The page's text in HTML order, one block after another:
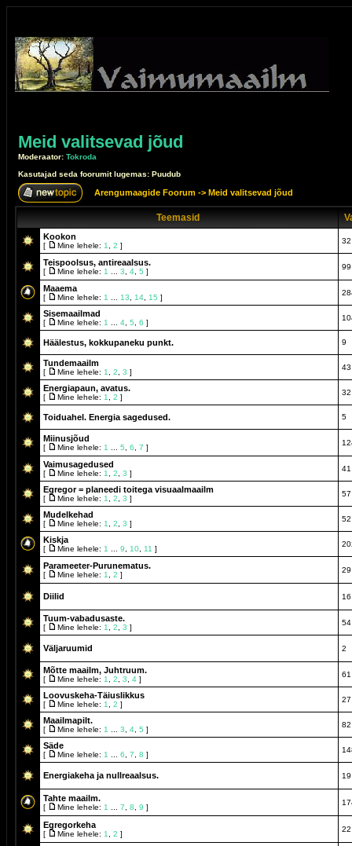
Meid valitsevad jõud
Moderaator: Tokroda
Kasutajad seda foorumit lugemas: Puudub
Arengumaagide Foorum -> Meid valitsevad jõud
Teemasid
Kookon
[ Mine lehele: 1 2 ]
32
Teispoolsus, antireaalsus.
[ Mine lehele: 1 3 4 5 ]
99
Maaema
[ Mine lehele: 1 13 14 15 ]
Sisemaailmad
[ Mine lehele: 1 4 5 6 ]
Häälestus, kokkupaneku punkt. 9
Tundemaailm
[ Mine lehele: 1 2 3 ]
43
Energiapaun, avatus.
[ Mine lehele: 1 2 ]
32
Toiduahel. Energia sagedused. 5
Miinusjõud
[ Mine lehele: 1 5 6 7 ]
Vaimusagedused
[ Mine lehele: 1 2 3 ]
41
Egregor = planeedi toitega visuaalmaailm
[ Mine lehele: 1 2 3 ]
57
Mudelkehad
[ Mine lehele: 1 2 3 ]
52
Kiskja
[ Mine lehele: 1 9 10 11 ]
Parameeter-Purunematus.
[ Mine lehele: 1 2 ]
29
Diilid 16
Tuum-vabadusaste.
[ Mine lehele: 1 2 3 ]
54
Väljaruumid 2
Mõtte maailm, Juhtruum.
[ Mine lehele: 1 2 3 4 ]
61
Loovuskeha-Täiuslikkus
[ Mine lehele: 1 2 ]
27
Maailmapilt.
[ Mine lehele: 1 3 4 5 ]
82
Säde
[ Mine lehele: 1 6 7 8 ]
Energiakeha ja nullreaalsus. 19
Tahte maailm.
[ Mine lehele: 1 7 8 9 ]
Egregorkeha
[ Mine lehele: 1 2 ]
22